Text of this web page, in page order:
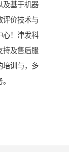
及基于机器
评价技术与
心！津发科
持及售后服
培训与，多